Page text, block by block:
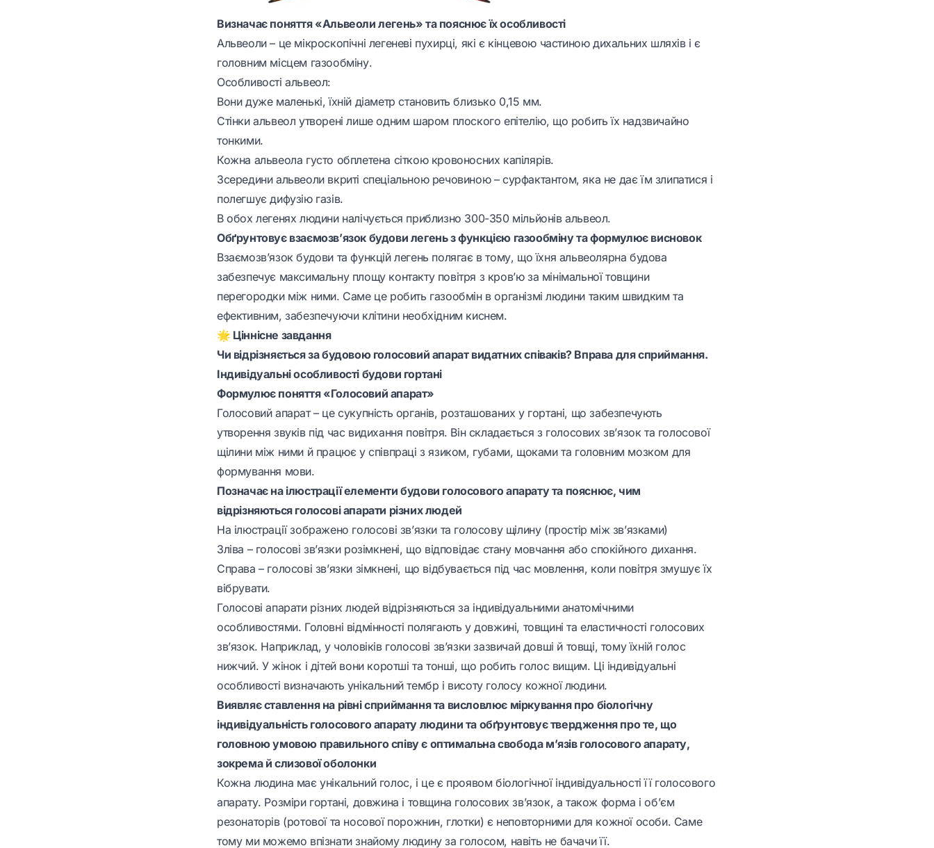
Визначає поняття «Альвеоли легень» та пояснює їх особливості
Альвеоли– це мікроскопічні легеневі пухирці, які є кінцевою частиною дихальних шляхів і є
головним місцем газообміну.
Особливості альвеол:
Вони дуже маленькі, їхній діаметр становить близько 0,15 мм.
Стінки альвеол утворені лише одним шаром плоского епітелію, що робить їх надзвичайно
тонкими.
Кожна альвеола густо обплетена сіткою кровоносних капілярів.
Зсередини альвеоли вкриті спеціальною речовиною – сурфактантом, яка не дає їм злипатися і
полегшує дифузію газів.
В обох легенях людини налічується приблизно 300-350 мільйонів альвеол.
Обґрунтовує взаємозв’язок будови легень з функцією газообміну та формулює висновок
Взаємозв’язок будови та функцій легень полягає в тому, що їхня альвеолярна будова
забезпечує максимальну площу контакту повітря з кров’ю за мінімальної товщини
перегородки між ними. Саме це робить газообмін в організмі людини таким швидким та
ефективним, забезпечуючи клітини необхідним киснем.
🌟 Ціннісне завдання
Чи відрізняється за будовою голосовий апарат видатних співаків? Вправа для сприймання.
Індивідуальні особливості будови гортані
Формулює поняття «Голосовий апарат»
Голосовий апарат– це сукупність органів, розташованих у гортані, що забезпечують
утворення звуків під час видихання повітря. Він складається з голосових зв’язок та голосової
щілини між ними й працює у співпраці з язиком, губами, щоками та головним мозком для
формування мови.
Позначає на ілюстрації елементи будови голосового апарату та пояснює, чим
відрізняються голосові апарати різних людей
На ілюстрації зображено голосові зв’язки та голосову щілину (простір між зв’язками)
Зліва – голосові зв’язки розімкнені, що відповідає стану мовчання або спокійного дихання.
Справа – голосові зв’язки зімкнені, що відбувається під час мовлення, коли повітря змушує їх
вібрувати.
Голосові апарати різних людей відрізняються за індивідуальними анатомічними
особливостями. Головні відмінності полягають у довжині, товщині та еластичності голосових
зв’язок. Наприклад, у чоловіків голосові зв’язки зазвичай довші й товщі, тому їхній голос
нижчий. У жінок і дітей вони коротші та тонші, що робить голос вищим. Ці індивідуальні
особливості визначають унікальний тембр і висоту голосу кожної людини.
Виявляє ставлення на рівні сприймання та висловлює міркування про біологічну
індивідуальність голосового апарату людини та обґрунтовує твердження про те, що
головною умовою правильного співу є оптимальна свобода м’язів голосового апарату,
зокрема й слизової оболонки
Кожна людина має унікальний голос, і це є проявом біологічної індивідуальності її голосового
апарату. Розміри гортані, довжина і товщина голосових зв’язок, а також форма і об’єм
резонаторів (ротової та носової порожнин, глотки) є неповторними для кожної особи. Саме
тому ми можемо впізнати знайому людину за голосом, навіть не бачачи її.